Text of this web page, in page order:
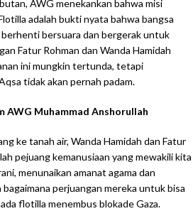
AWG menekankan bahwa misi
adalah bukti nyata bahwa bangsa
bersuara dan bergerak untuk
Fatur Rohman dan Wanda Hamidah
ini mungkin tertunda, tetapi
tidak akan pernah padam.
AWG Muhammad Anshorullah
ke tanah air, Wanda Hamidah dan Fatur
pejuang kemanusiaan yang mewakili kita
menunaikan amanat agama dan
perjuangan mereka untuk bisa
flotilla menembus blokade Gaza.